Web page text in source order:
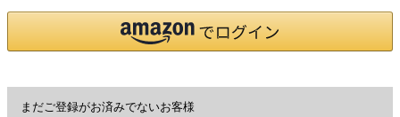
まだご登録がお済みでないお客様